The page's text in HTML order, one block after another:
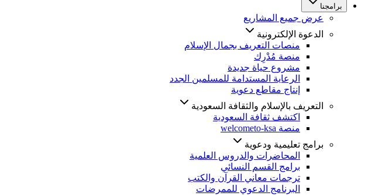
برامجنا
عرض جميع المشاريع
الدعوة الإلكترونية
منصات التعريف بجمال الإسلام
منصة مُدْرِك
مشروع حياة جديدة
الرعاية المستدامة للمسلمين الجدد
إنتاج مقاطع دعوية
التعريف بالإسلام والثقافة السعودية
اكتشف ثقافة السعودية
منصة welcometo-ksa
برامج تعليمية ودعوية
المحاضرات والدروس العلمية
برامج القسم النسائي
ترجمات معاني القرآن والكتب
البرنامج الدعوي للممرضات